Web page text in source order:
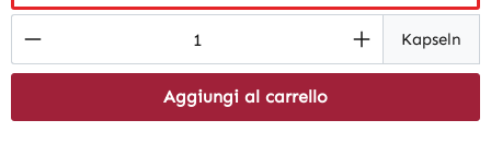
Product Quantity: Enter the desiredKapseln
Aggiungi al carrello